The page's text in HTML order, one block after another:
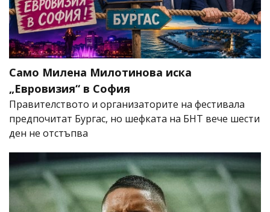
Само Милена Милотинова иска
„Евровизия“ в София
Правителството и организаторите на фестивала
предпочитат Бургас, но шефката на БНТ вече шести
ден не отстъпва